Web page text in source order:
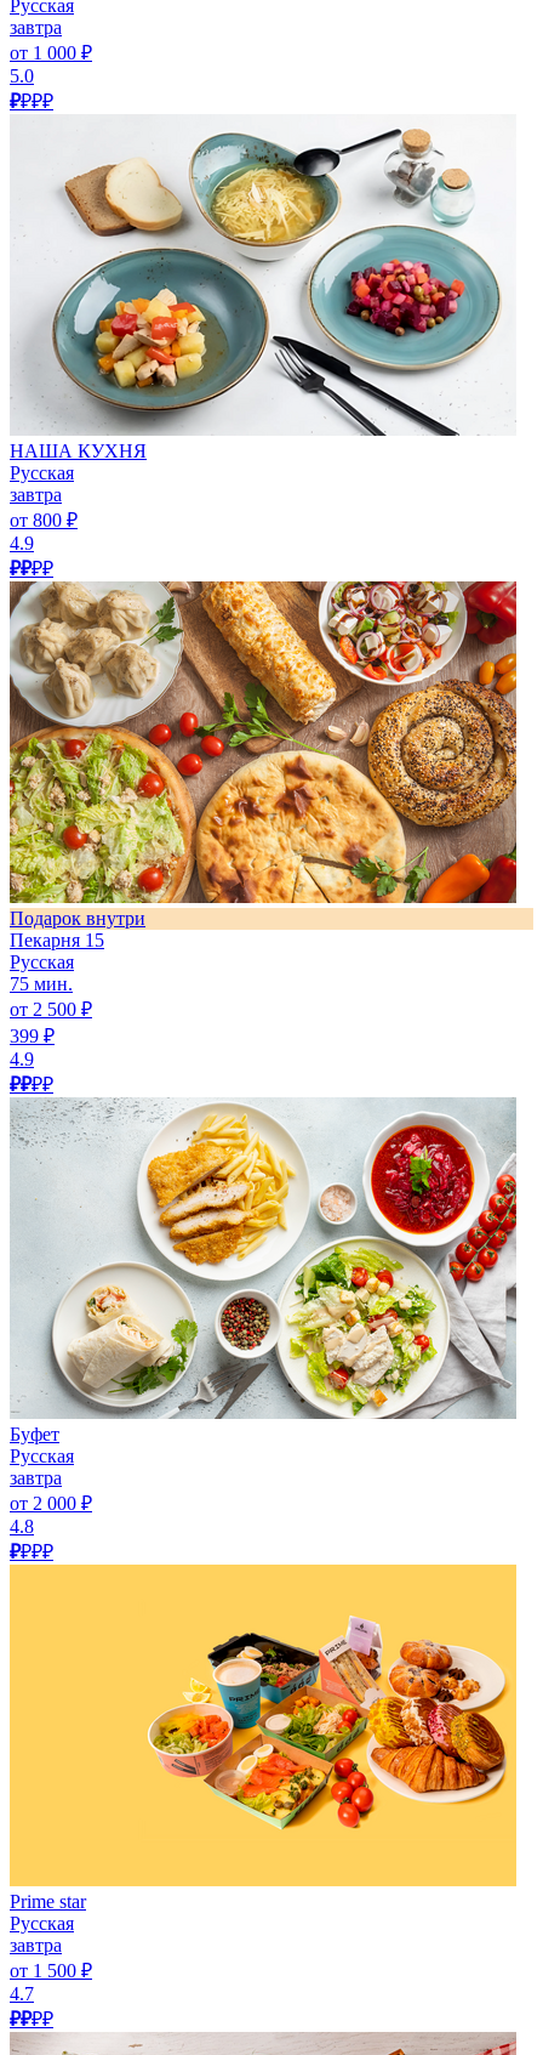
Русская
завтра
от 1 000 ₽
5.0
₽₽₽₽
НАША КУХНЯ
Русская
завтра
от 800 ₽
4.9
₽₽₽₽
Подарок внутри
Пекарня 15
Русская
75 мин.
от 2 500 ₽
399 ₽
4.9
₽₽₽₽
Буфет
Русская
завтра
от 2 000 ₽
4.8
₽₽₽₽
Prime star
Русская
завтра
от 1 500 ₽
4.7
₽₽₽₽